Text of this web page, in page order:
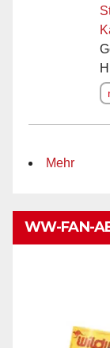
Mehr
WW-FAN-